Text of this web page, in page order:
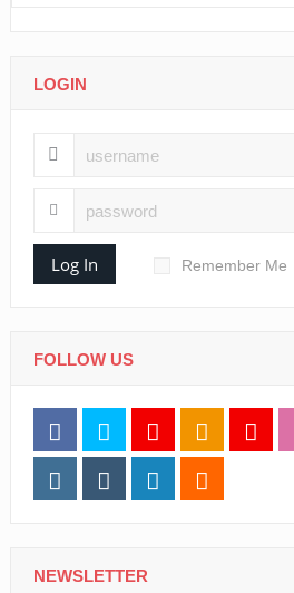
LOGIN
Log In Remember Me
FOLLOW US
NEWSLETTER